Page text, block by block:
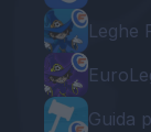
Leghe
Guida